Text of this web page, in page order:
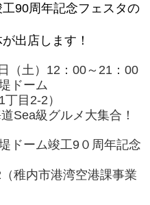
工90周年記念フェスタの
出店します！
（土）12：00～21：00
ドーム
2-2）
Sea級グルメ大集合！
ドーム竣工9０周年記念
稚内市港湾空港課事業